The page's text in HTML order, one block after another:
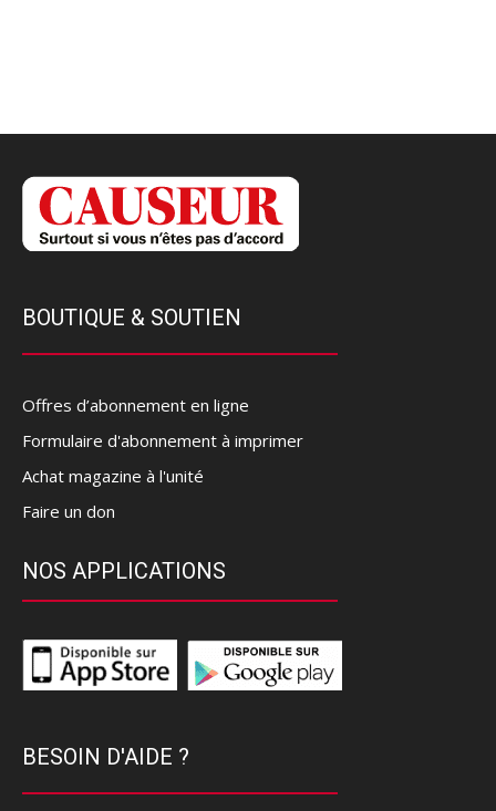
BOUTIQUE & SOUTIEN
Offres d’abonnement en ligne
Formulaire d'abonnement à imprimer
Achat magazine à l'unité
Faire un don
NOS APPLICATIONS
BESOIN D'AIDE ?